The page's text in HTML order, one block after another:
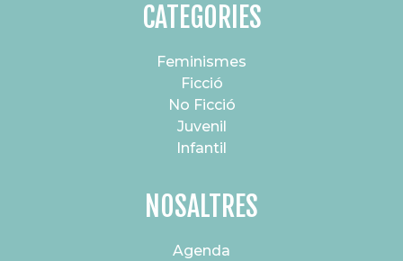
CATEGORIES
Feminismes
Ficció
No Ficció
Juvenil
Infantil
NOSALTRES
Agenda